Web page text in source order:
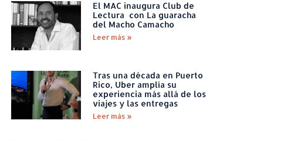
El MAC inaugura Club de
Lectura con La guaracha
del Macho Camacho
Leer más »
Tras una década en Puerto
Rico, Uber amplía su
experiencia más allá de los
viajes y las entregas
Leer más »